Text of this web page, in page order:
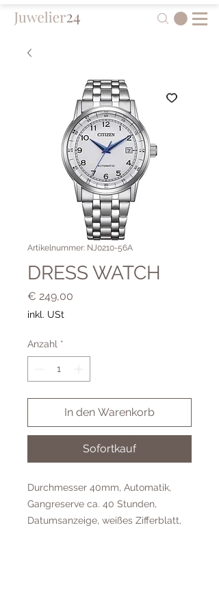
Artikelnummer: NJ0210-56A
DRESS WATCH
€ 249,00
inkl. USt
Anzahl *
In den Warenkorb
Sofortkauf
Durchmesser 40mm, Automatik,
Gangreserve ca. 40 Stunden,
Datumsanzeige, weißes Zifferblatt,